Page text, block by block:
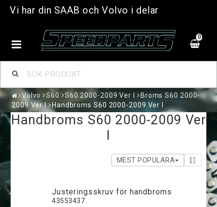
Vi har din SAAB och Volvo i delar
0
Volvo S60 S60 2000-2009 Ver I
Broms S60 2000-
2009 Ver I
Handbroms S60 2000-2009 Ver I
Handbroms S60 2000-2009 Ver
I
MEST POPULÄRA
Justeringsskruv för handbroms
43553437